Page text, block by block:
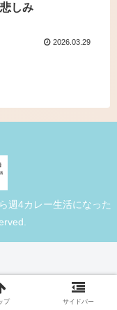
しみ
2026.03.29
週4カレー生活になった
プ サイドバー